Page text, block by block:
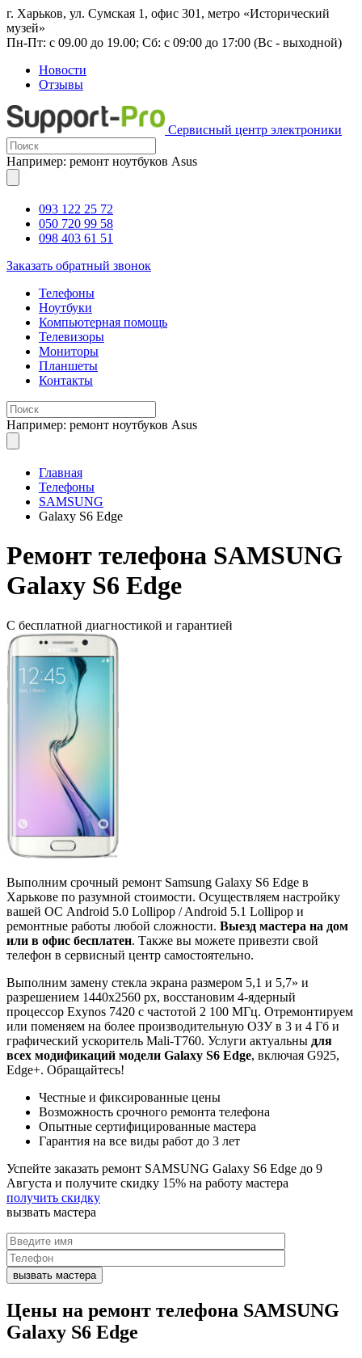
г. Харьков, ул. Сумская 1, офис 301, метро «Исторический
музей»
Пн-Пт: с 09.00 до 19.00; Сб: с 09:00 до 17:00 (Вс - выходной)
Новости
Отзывы
Сервисный центр электроники
Например: ремонт ноутбуков Asus
093 122 25 72
050 720 99 58
098 403 61 51
Заказать обратный звонок
Телефоны
Ноутбуки
Компьютерная помощь
Телевизоры
Мониторы
Планшеты
Контакты
Например: ремонт ноутбуков Asus
Главная
Телефоны
SAMSUNG
Galaxy S6 Edge
Ремонт телефона SAMSUNG
Galaxy S6 Edge
С бесплатной диагностикой и гарантией
Выполним срочный ремонт Samsung Galaxy S6 Edge в
Харькове по разумной стоимости. Осуществляем настройку
вашей ОС Android 5.0 Lollipop / Android 5.1 Lollipop и
ремонтные работы любой сложности. Выезд мастера на дом
или в офис бесплатен. Также вы можете привезти свой
телефон в сервисный центр самостоятельно.
Выполним замену стекла экрана размером 5,1 и 5,7» и
разрешением 1440x2560 px, восстановим 4-ядерный
процессор Exynos 7420 с частотой 2 100 МГц. Отремонтируем
или поменяем на более производительную ОЗУ в 3 и 4 Гб и
графический ускоритель Mali-T760. Услуги актуальны для
всех модификаций модели Galaxy S6 Edge, включая G925,
Edge+. Обращайтесь!
Честные и фиксированные цены
Возможность срочного ремонта телефона
Опытные сертифицированные мастера
Гарантия на все виды работ до 3 лет
Успейте заказать ремонт SAMSUNG Galaxy S6 Edge до 9
Августа и получите скидку 15% на работу мастера
получить скидку
вызвать мастера
Цены на ремонт телефона SAMSUNG
Galaxy S6 Edge